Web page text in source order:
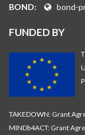
BOND:
bond-
FUNDED BY
TAKEDOWN: Grant
MINDb4ACT: Grant